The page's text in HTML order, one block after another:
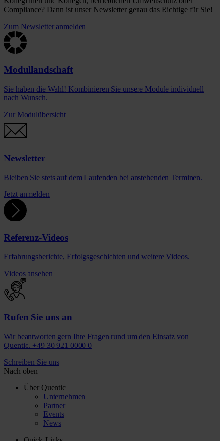
Compliance? Dann ist unser Newsletter genau das Richtige für Sie!
Zum Newsletter anmelden
Modullandschaft
Sie haben die Wahl! Kombinieren Sie unsere Module individuell
nach Wunsch.
Zur Modulübersicht
Newsletter
Bleiben Sie stets auf dem Laufenden bei anstehenden Terminen.
Jetzt anmelden
Referenz-Videos
Erfahrungsberichte, Erfolgsgeschichten und weitere Videos.
Videos ansehen
Rufen Sie uns an
Wir beantworten gern Ihre Fragen rund um den Einsatz von
Quentic. +49 30 921 0000 0
Schreiben Sie uns
Nach oben
Über Quentic
Unternehmen
Partner
Events
News